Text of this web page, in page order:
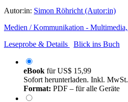
Autor:in: Simon Röhricht (Autor:in)
Medien / Kommunikation -
Leseprobe & Details
Blick ins Buch
eBook fürUS$ 15,99
Sofort herunterladen. Inkl. MwSt.
Format: PDF – für alle Geräte